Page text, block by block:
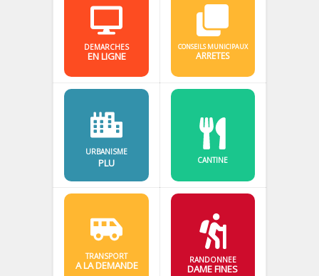
DEMARCHES
EN LIGNE
CONSEILS MUNICIPAUX
ARRETES
URBANISME
PLU CANTINE
TRANSPORT
A LA DEMANDE RANDONNEE
DAME FINES